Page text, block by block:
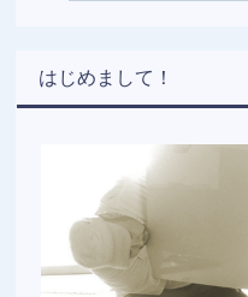
はじめまして！